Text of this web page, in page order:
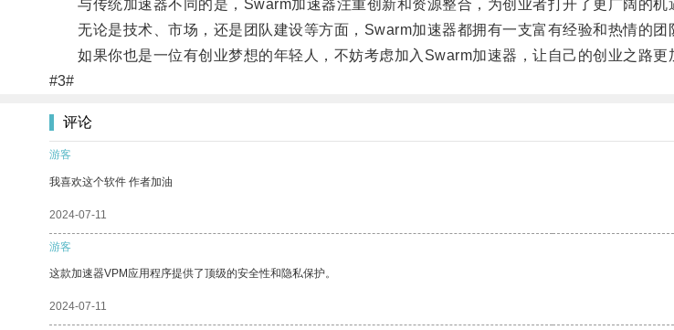
与传统加速器不同的是，Swarm加速器注重创新和资源整合，为创业者打开了更广阔的机
无论是技术、市场，还是团队建设等方面，Swarm加速器都拥有一支富有经验和热情的团
如果你也是一位有创业梦想的年轻人，不妨考虑加入Swarm加速器，让自己的创业之路更
#3#
评论
游客
我喜欢这个软件 作者加油
2024-07-11
游客
这款加速器VPM应用程序提供了顶级的安全性和隐私保护。
2024-07-11